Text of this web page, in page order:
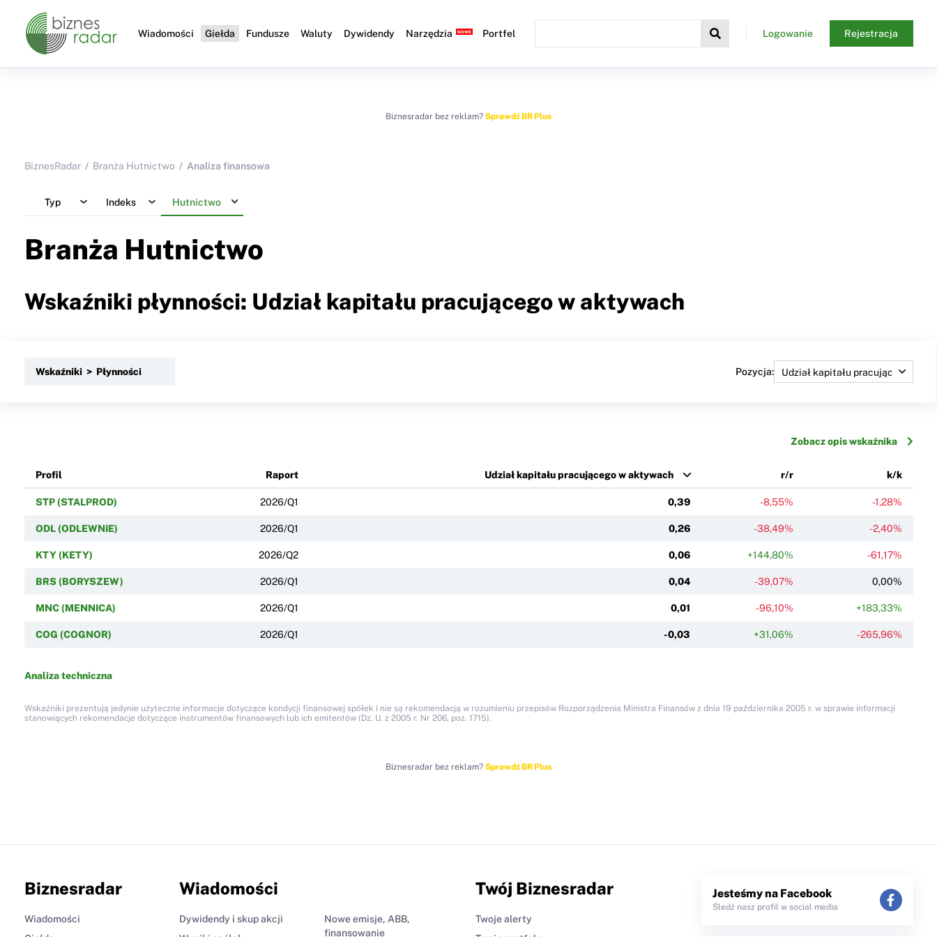
Wiadomości Giełda Fundusze Waluty Dywidendy Narzędzia Portfel Logowanie Rejestracja
Biznesradar bez reklam? Sprawdź BR Plus
BiznesRadar Branża Hutnictwo Analiza finansowa
Typ Indeks Hutnictwo
Branża Hutnictwo
Wskaźniki płynności: Udział kapitału pracującego w aktywach
Wskaźniki > Płynności Pozycja:
Zobacz opis wskaźnika
Profil Raport Udział kapitału pracującego w aktywach r/r k/k
STP (STALPROD) 2026/Q1 0,39 -8,55% -1,28%
ODL (ODLEWNIE) 2026/Q1 0,26 -38,49% -2,40%
KTY (KETY) 2026/Q2 0,06 +144,80% -61,17%
BRS (BORYSZEW) 2026/Q1 0,04 -39,07% 0,00%
MNC (MENNICA) 2026/Q1 0,01 -96,10% +183,33%
COG (COGNOR) 2026/Q1 -0,03 +31,06% -265,96%
Analiza techniczna
Wskaźniki prezentują jedynie użyteczne informacje dotyczące kondycji finansowej spółek i nie są rekomendacją w rozumieniu przepisów Rozporządzenia Ministra Finansów z dnia 19 października 2005 r. w sprawie informacji
stanowiących rekomendacje dotyczące instrumentów finansowych lub ich emitentów (Dz. U. z 2005 r. Nr 206, poz. 1715).
Biznesradar bez reklam? Sprawdź BR Plus
Biznesradar
Wiadomości
Wiadomości
Dywidendy i skup akcji
Nowe emisje, ABB,
finansowanie
Twój Biznesradar
Twoje alerty
Jesteśmy na Facebook
Śledź nasz profil w social media